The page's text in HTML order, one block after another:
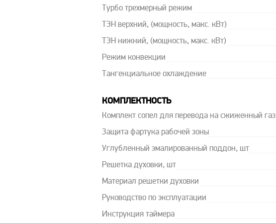
Турбо трехмерный режим
ТЭН верхний, (мощность, макс. кВт)
ТЭН нижний, (мощность, макс. кВт)
Режим конвекции
Тангенциальное охлаждение
КОМПЛЕКТНОСТЬ
Комплект сопел для перевода на сжиженный газ
Защита фартука рабочей зоны
Углубленный эмалированный поддон, шт
Решетка духовки, шт
Материал решетки духовки
Руководство по эксплуатации
Инструкция таймера